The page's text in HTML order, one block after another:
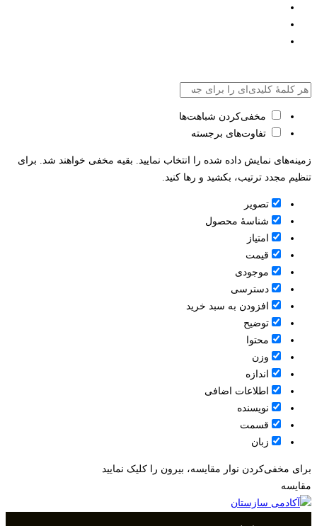
مخفی‌کردن شباهت‌ها
تفاوت‌های برجسته
زمینه‌های نمایش داده شده را انتخاب نمایید. بقیه مخفی خواهند شد. برای
تنظیم مجدد ترتیب، بکشید و رها کنید.
تصویر
شناسۀ محصول
امتیاز
قيمت
موجودی
دسترسی
افزودن به سبد خرید
توضیح
محتوا
وزن
اندازه
اطلاعات اضافی
نویسنده
قسمت
زبان
برای مخفی‌کردن نوار مقایسه، بیرون را کلیک نمایید
مقایسه